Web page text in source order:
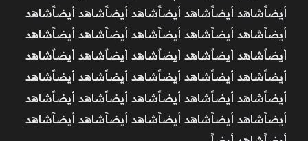
أيضاًشاهد أيضاًشاهد أيضاًشاهد أيضاًشاهد أيضاًشاهد
أيضاًشاهد أيضاًشاهد أيضاًشاهد أيضاًشاهد أيضاًشاهد
أيضاًشاهد أيضاًشاهد أيضاًشاهد أيضاًشاهد أيضاًشاهد
أيضاًشاهد أيضاًشاهد أيضاًشاهد أيضاًشاهد أيضاًشاهد
أيضاًشاهد أيضاًشاهد أيضاًشاهد أيضاًشاهد أيضاًشاهد
أيضاًشاهد أيضاًشاهد أيضاًشاهد أيضاًشاهد أيضاًشاهد